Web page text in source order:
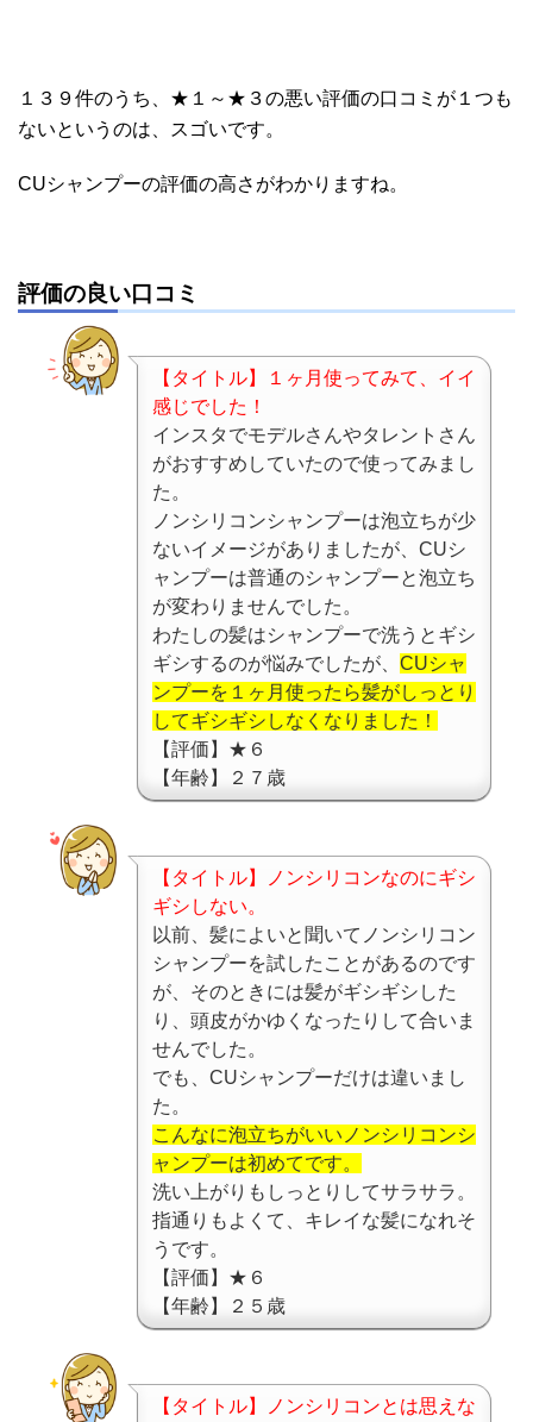
１３９件のうち、★１～★３の悪い評価の口コミが１つも
ないというのは、スゴいです。
CUシャンプーの評価の高さがわかりますね。
評価の良い口コミ
【タイトル】１ヶ月使ってみて、イイ
感じでした！
インスタでモデルさんやタレントさん
がおすすめしていたので使ってみまし
た。
ノンシリコンシャンプーは泡立ちが少
ないイメージがありましたが、CUシ
ャンプーは普通のシャンプーと泡立ち
が変わりませんでした。
わたしの髪はシャンプーで洗うとギシ
ギシするのが悩みでしたが、 CUシャ
ンプーを１ヶ月使ったら髪がしっとり
してギシギシしなくなりました！
【評価】★６
【年齢】２７歳
【タイトル】ノンシリコンなのにギシ
ギシしない。
以前、髪によいと聞いてノンシリコン
シャンプーを試したことがあるのです
が、そのときには髪がギシギシした
り、頭皮がかゆくなったりして合いま
せんでした。
でも、CUシャンプーだけは違いまし
た。
こんなに泡立ちがいいノンシリコンシ
ャンプーは初めてです。
洗い上がりもしっとりしてサラサラ。
指通りもよくて、キレイな髪になれそ
うです。
【評価】★６
【年齢】２５歳
【タイトル】ノンシリコンとは思えな